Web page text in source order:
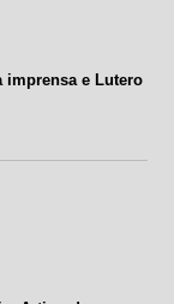
imprensa e Lutero